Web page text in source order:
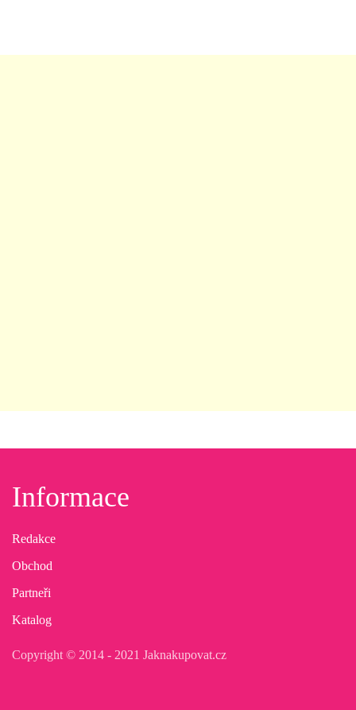
Informace
Redakce
Obchod
Partneři
Katalog
Copyright © 2014 - 2021 Jaknakupovat.cz